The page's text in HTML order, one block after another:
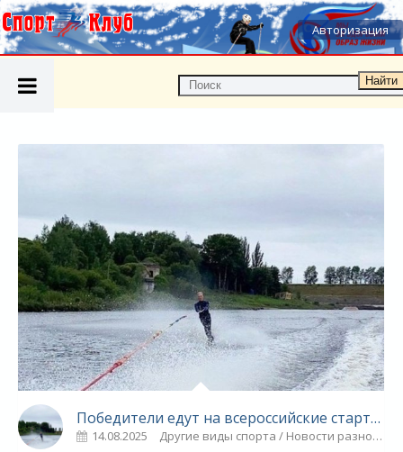
Авторизация
Найти
Победители едут на всероссийские старты - «Ярославский спорт»
14.08.2025 Другие виды спорта / Новости разное / Плавание / Прыжки в воду / Фигурное катание / ТРАНСФЕРЫ / ЕВРОПА / Водные виды спорта / Спорт